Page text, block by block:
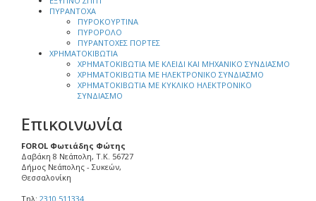
ΠΥΡΑΝΤΟΧΑ
ΠΥΡΟΚΟΥΡΤΙΝΑ
ΠΥΡΟΡΟΛΟ
ΠΥΡΑΝΤΟΧΕΣ ΠΟΡΤΕΣ
ΧΡΗΜΑΤΟΚΙΒΩΤΙΑ
ΧΡΗΜΑΤΟΚΙΒΩΤΙΑ ΜΕ ΚΛΕΙΔΙ ΚΑΙ ΜΗΧΑΝΙΚΟ ΣΥΝΔΙΑΣΜΟ
ΧΡΗΜΑΤΟΚΙΒΩΤΙΑ ΜΕ ΗΛΕΚΤΡΟΝΙΚΟ ΣΥΝΔΙΑΣΜΟ
ΧΡΗΜΑΤΟΚΙΒΩΤΙΑ ΜΕ ΚΥΚΛΙΚΟ ΗΛΕΚΤΡΟΝΙΚΟ
ΣΥΝΔΙΑΣΜΟ
Επικοινωνία
FOROL Φωτιάδης Φώτης
Δαβάκη 8 Νεάπολη, Τ.Κ. 56727
Δήμος Νεάπολης - Συκεών,
Θεσσαλονίκη
Τηλ: 2310 511334